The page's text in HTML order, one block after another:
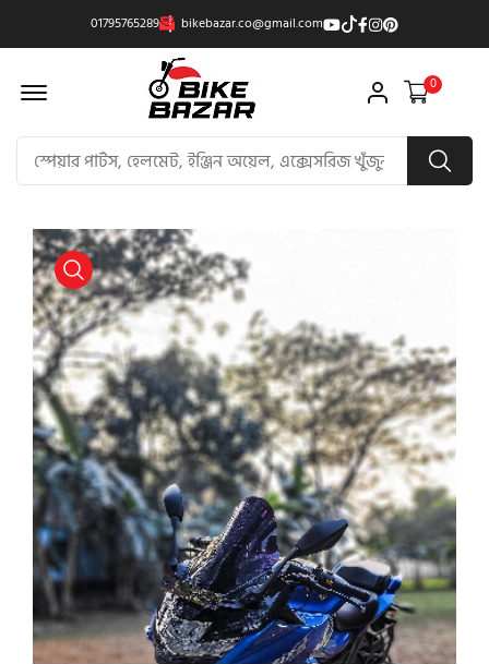
01795765289 bikebazar.co@gmail.com
Offcanvas Menu Open 0
product view